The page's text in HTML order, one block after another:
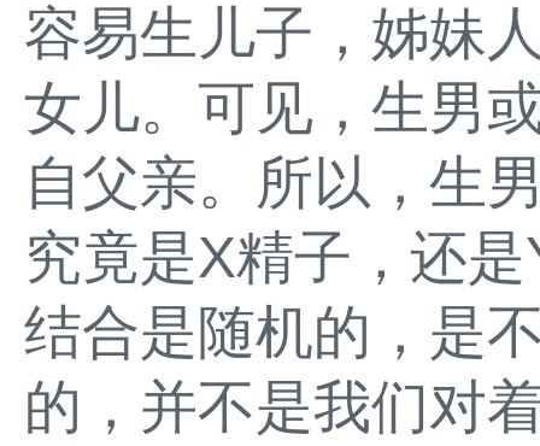
容易生儿子，姊妹
女儿。可见，生男
自父亲。所以，生
究竟是X精子，还
结合是随机的，是
的，并不是我们对